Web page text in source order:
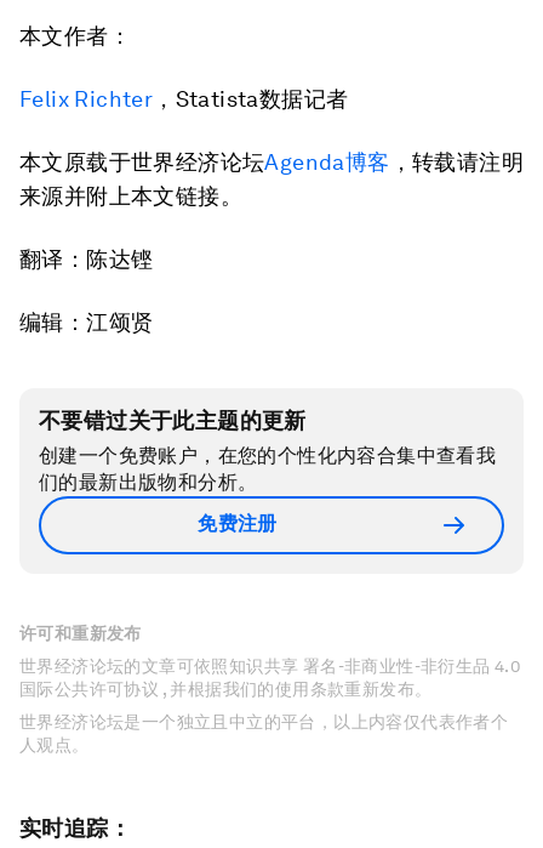
本文作者：
Felix Richter ，Statista数据记者
本文原载于世界经济论坛Agenda博客 ，转载请注明
来源并附上本文链接。
翻译：陈达铿
编辑：江颂贤
不要错过关于此主题的更新
创建一个免费账户，在您的个性化内容合集中查看我
们的最新出版物和分析。
免费注册
许可和重新发布
世界经济论坛的文章可依照知识共享 署名-非商业性-非衍生品 4.0
国际公共许可协议 , 并根据我们的使用条款重新发布。
世界经济论坛是一个独立且中立的平台，以上内容仅代表作者个
人观点。
实时追踪：